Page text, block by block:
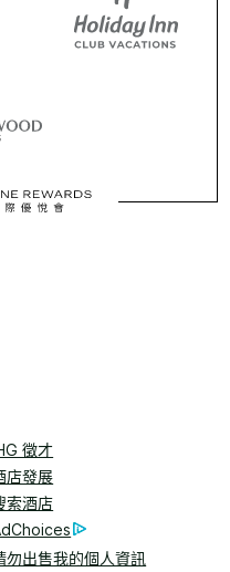
徵才
店發展
索酒店
勿出售我的個人資訊